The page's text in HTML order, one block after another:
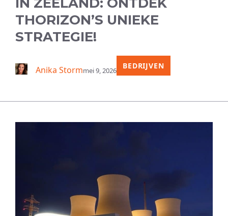
IN ZEELAND: ONTDEK
THORIZON’S UNIEKE
STRATEGIE!
Anika Stormmei 9, 2026 BEDRIJVEN